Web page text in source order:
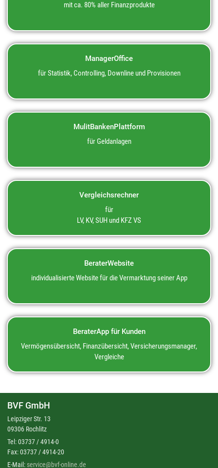
mit ca. 80% aller Finanzprodukte
ManagerOffice
für Statistik, Controlling, Downline und Provisionen
MulitBankenPlattform
für Geldanlagen
Vergleichsrechner
für
LV, KV, SUH und KFZ VS
BeraterWebsite
individualisierte Website für die Vermarktung seiner App
BeraterApp für Kunden
Vermögensübersicht, Finanzübersicht, Versicherungs­manager,
Vergleiche
BVF GmbH
Leipziger Str. 13
09306 Rochlitz
Tel: 03737 / 4914-0
Fax: 03737 / 4914-20
E-Mail: service@bvf-online.de